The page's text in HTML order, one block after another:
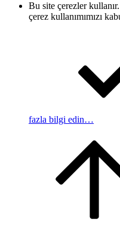
Bu site çerezler
çerez kullanımımızı
fazla bilgi edin…